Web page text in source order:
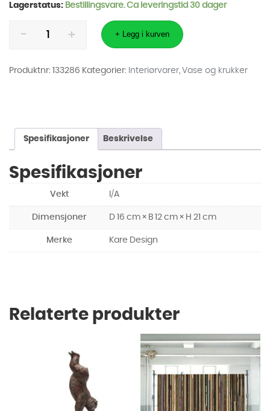
Lagerstatus: Bestillingsvare. Ca leveringstid 30 dager
Donna
Hvit
+ Legg i kurven
Produktnr: 133286 Kategorier: Interiørvarer Vase og krukker
Spesifikasjoner Beskrivelse
Spesifikasjoner
Vekt I/A
Dimensjoner D 16 cm × B 12 cm × H 21 cm
Merke Kare Design
Relaterte produkter